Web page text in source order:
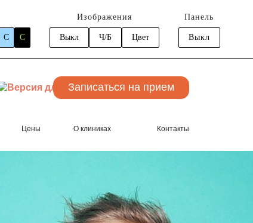
C C
Изображения
Выкл Ч/Б Цвет
Панель
Выкл
Записаться на прием
Цены О клиниках Контакты